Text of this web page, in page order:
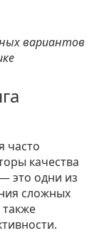
вариантов
часто
качества
это одни из
сложных